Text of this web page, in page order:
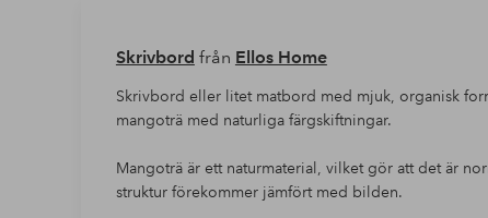
Skrivbord från Ellos Home
Skrivbord eller litet matbord med mjuk, organisk
mangoträ med naturliga färgskiftningar.
Mangoträ är ett naturmaterial, vilket gör att det är
struktur förekommer jämfört med bilden.